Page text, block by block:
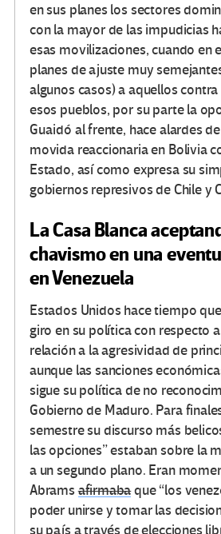
en sus planes los sectores
con la mayor de las impudicias
esas movilizaciones, cuando en
planes de ajuste muy
algunos casos) a aquellos
esos pueblos, por su parte la
Guaidó al frente, hace alardes
movida reaccionaria en Bolivia
Estado, así como expresa su
gobiernos represivos de Chile y
La Casa Blanca
chavismo en una
en Venezuela
Estados Unidos hace tiempo
giro en su política con respecto
relación a la agresividad de
aunque las sanciones
sigue su política de no
Gobierno de Maduro. Para
semestre su discurso más
las opciones” estaban sobre la
a un segundo plano. Eran
Abramsafirmabaque “los
poder unirse y tomar las